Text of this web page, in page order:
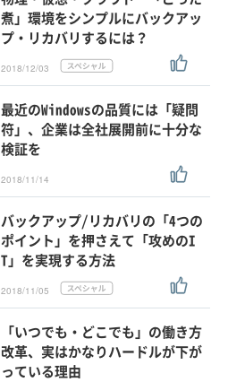
煮」環境をシンプルにバックアッ
プ・リカバリするには？
2018/12/03
最近のWindowsの品質には「疑問
符」、企業は全社展開前に十分な
検証を
2018/11/14
バックアップ/リカバリの「4つの
ポイント」を押さえて「攻めのI
T」を実現する方法
2018/11/05
「いつでも・どこでも」の働き方
改革、実はかなりハードルが下が
っている理由